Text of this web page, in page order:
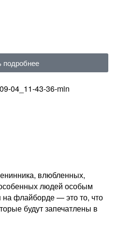
подробнее
влюбленных,
людей особым
флайборде — это то, что
будут запечатлены в